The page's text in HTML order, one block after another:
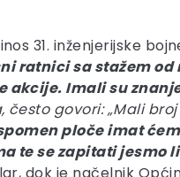
31. inženjerijske
ratnici sa stažem od
akcije. Imali su
govori: „Mali
ploče imat
te se zapitati jesmo